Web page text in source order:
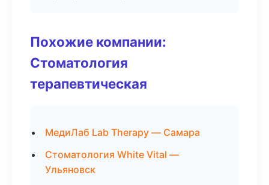
Похожие компании:
Стоматология
терапевтическая
МедиЛаб Lab Therapy — Самара
Стоматология White Vital —
Ульяновск